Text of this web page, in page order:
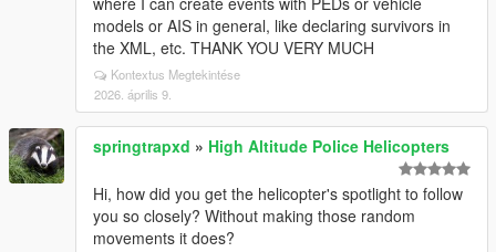
models or AIS in general, like declaring survivors in
the XML, etc. THANK YOU VERY MUCH
Kontextus Megtekintése
2026. április 9.
springtrapxd » High Altitude Police Helicopters
Hi, how did you get the helicopter's spotlight to follow
you so closely? Without making those random
movements it does?